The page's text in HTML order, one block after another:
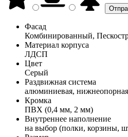
Фасад
Комбинированный,
Материал корпуса
ЛДСП
Цвет
Серый
Раздвижная система
алюминиевая, нижнеопорная
Кромка
ПВХ (0,4 мм, 2 мм)
Внутреннее наполнение
на выбор (полки, корзины,